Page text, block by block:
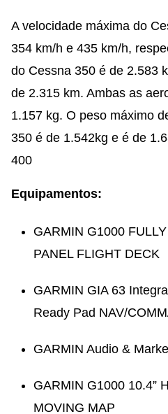
A velocidade máxima do
354 km/h e 435 km/h,
do Cessna 350 é de 2.583
de 2.315 km. Ambas as
1.157 kg. O peso máximo
350 é de 1.542kg e é de
400
Equipamentos:
GARMIN G1000
PANEL FLIGHT DECK
GARMIN GIA 63
Ready Pad NAV/
GARMIN Audio &
GARMIN G1000 10.4”
MOVING MAP